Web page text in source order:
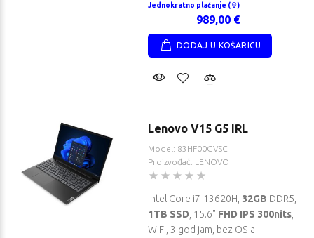
Jednokratno plaćanje ( )
989,00 €
DODAJ U KOŠARICU
Lenovo V15 G5 IRL
Model: 83HF00GVSC
Proizvođač: LENOVO
Intel Core i7-13620H, 32GB DDR5,
1TB SSD , 15.6" FHD IPS 300nits
WiFi, 3 god jam, bez OS-a